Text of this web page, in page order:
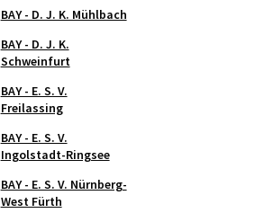
BAY - D. J. K. Mühlbach
BAY - D. J. K.
Schweinfurt
BAY - E. S. V.
Freilassing
BAY - E. S. V.
Ingolstadt-Ringsee
BAY - E. S. V. Nürnberg-
West Fürth